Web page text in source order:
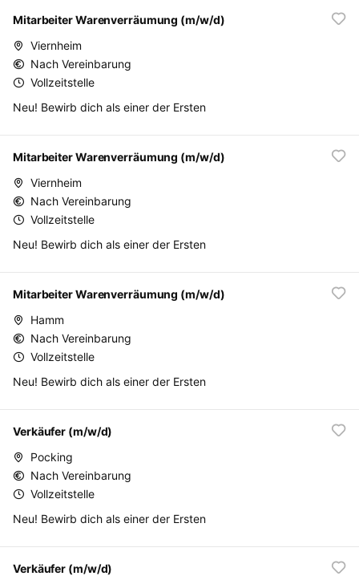
Mitarbeiter Warenverräumung (m/w/d)
Viernheim
Nach Vereinbarung
Vollzeitstelle
Neu! Bewirb dich als einer der Ersten
Mitarbeiter Warenverräumung (m/w/d)
Viernheim
Nach Vereinbarung
Vollzeitstelle
Neu! Bewirb dich als einer der Ersten
Mitarbeiter Warenverräumung (m/w/d)
Hamm
Nach Vereinbarung
Vollzeitstelle
Neu! Bewirb dich als einer der Ersten
Verkäufer (m/w/d)
Pocking
Nach Vereinbarung
Vollzeitstelle
Neu! Bewirb dich als einer der Ersten
Verkäufer (m/w/d)